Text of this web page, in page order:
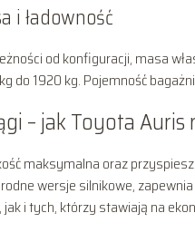
i ładowność
od konfiguracji, masa
do 1920 kg. Pojemność
– jak Toyota
maksymalna oraz
wersje silnikowe,
jak i tych, którzy stawiają na